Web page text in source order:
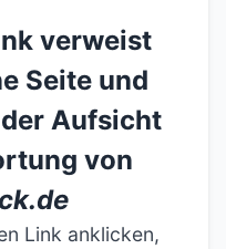
verweist
Seite und
Aufsicht
von
Link anklicken,